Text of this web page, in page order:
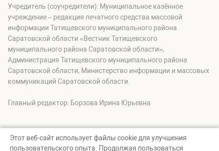
Учредитель (соучредители): Муниципальное казённое
учреждение – редакция печатного средства массовой
информации Татищевского муниципального района
Саратовской области «Вестник Татищевского
муниципального района Саратовской области»,
Администрация Татищевского муниципального района
Саратовской области, Министерство информации и массовых
коммуникаций Саратовской области.
Главный редактор: Борзова Ирина Юрьевна
Этот веб-сайт использует файлы cookie для улучшения
пользовательского опыта. Продолжая пользоваться